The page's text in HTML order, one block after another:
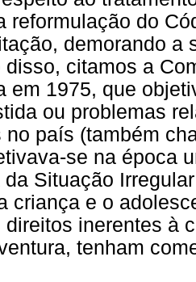
reformulação do
demorando a
disso, citamos a
em 1975, que
ou problemas
no país (também
se na época
da Situação
criança e o
direitos inerentes à
tenham